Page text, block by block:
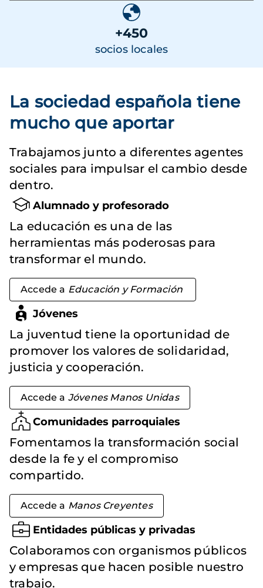
+450
socios locales
La sociedad española tiene
mucho que aportar
Trabajamos junto a diferentes agentes
sociales para impulsar el cambio desde
dentro.
Alumnado y profesorado
La educación es una de las
herramientas más poderosas para
transformar el mundo.
Accede a Educación y Formación
Jóvenes
La juventud tiene la oportunidad de
promover los valores de solidaridad,
justicia y cooperación.
Accede a Jóvenes Manos Unidas
Comunidades parroquiales
Fomentamos la transformación social
desde la fe y el compromiso
compartido.
Accede a Manos Creyentes
Entidades públicas y privadas
Colaboramos con organismos públicos
y empresas que hacen posible nuestro
trabajo.